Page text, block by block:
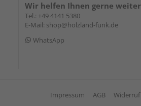
Wir helfen Ihnen gerne weiter
Tel.: +49 4141 5380
E-Mail: shop@holzland-funk.de
WhatsApp
Impressum AGB Widerruf